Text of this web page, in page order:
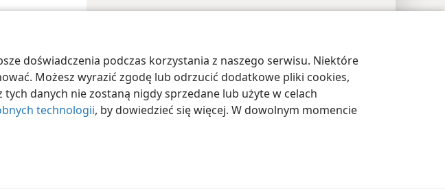
doświadczenia podczas korzystania z naszego serwisu. Niektóre
Możesz wyrazić zgodę lub odrzucić dodatkowe pliki cookies,
danych nie zostaną nigdy sprzedane lub użyte w celach
technologii, by dowiedzieć się więcej. W dowolnym momencie
+ 2Kl 18:22; Iz 36:7
2 Kronik 32:13
Odsyłacze
Polityka prywatności Ustawienia prywatności JW.ORG Zaloguj